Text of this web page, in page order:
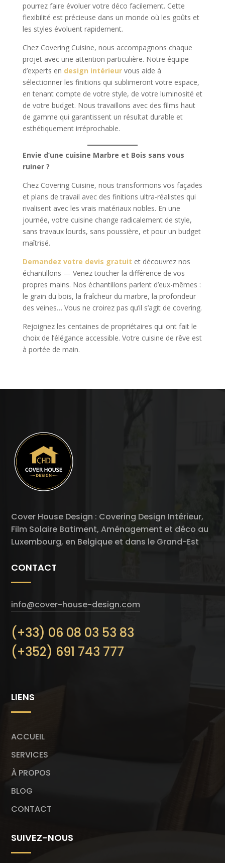
pourrez faire évoluer votre déco facilement. Cette
flexibilité est précieuse dans un monde où les goûts et
les styles évoluent rapidement.
Chez Covering Cuisine, nous accompagnons chaque
projet avec une attention particulière. Notre équipe
d’experts en design intérieurvous aide à
sélectionner les finitions qui sublimeront votre espace,
en tenant compte de votre style, de votre luminosité et
de votre budget. Nous travaillons avec des films haut
de gamme qui garantissent un résultat durable et
esthétiquement irréprochable.
Envie d’une cuisine Marbre et Bois sans vous
ruiner ?
Chez Covering Cuisine, nous transformons vos façades
et plans de travail avec des finitions ultra-réalistes qui
rivalisent avec les vrais matériaux nobles. En une
journée, votre cuisine change radicalement de style,
sans travaux lourds, sans poussière, et pour un budget
maîtrisé.
Demandez votre devis gratuit et découvrez nos
échantillons — Venez toucher la différence de vos
propres mains. Nos échantillons parlent d’eux-mêmes :
le grain du bois, la fraîcheur du marbre, la profondeur
des veines… Vous ne croirez pas qu’il s’agit de covering.
Rejoignez les centaines de propriétaires qui ont fait le
choix de l’élégance accessible. Votre cuisine de rêve est
à portée de main.
Cover House Design : Covering Design Intérieur,
Film Solaire Batiment, Aménagement et déco au
Luxembourg, en Belgique et dans le Grand-Est
CONTACT
info@cover-house-design.com
(+33) 06 08 03 53 83
(+352) 691 743 777
LIENS
ACCUEIL
SERVICES
À PROPOS
BLOG
CONTACT
SUIVEZ-NOUS